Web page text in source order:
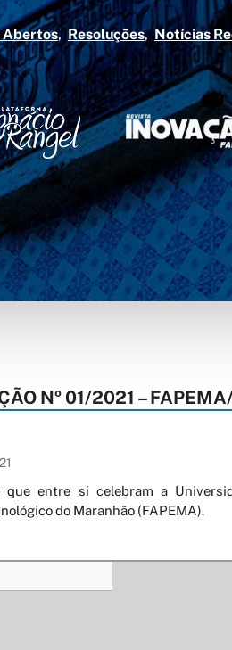
Abertos Resoluções Notícias
Nº 01/2021 –
que entre si celebram a
do Maranhão (FAPEMA).